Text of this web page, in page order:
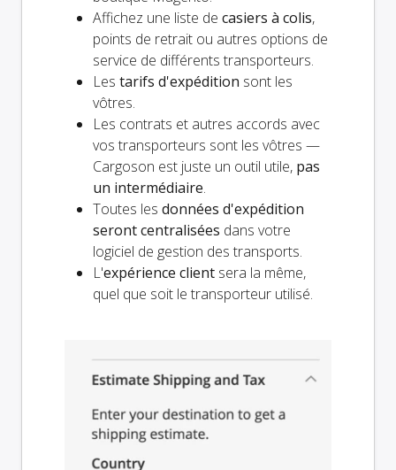
Affichez une liste de casiers à colis,
points de retrait ou autres options de
service de différents transporteurs.
Les tarifs d'expédition sont les
vôtres.
Les contrats et autres accords avec
vos transporteurs sont les vôtres —
Cargoson est juste un outil utile, pas
un intermédiaire.
Toutes les données d'expédition
seront centralisées dans votre
logiciel de gestion des transports.
L'expérience client sera la même,
quel que soit le transporteur utilisé.